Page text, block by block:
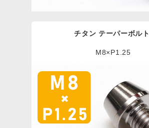
チタン テーパーボルト
M8×P1.25